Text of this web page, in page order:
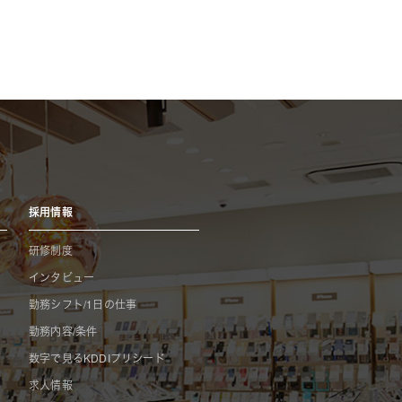
採用情報
研修制度
インタビュー
勤務シフト/1日の仕事
勤務内容/条件
数字で見るKDDIプリシード
求人情報